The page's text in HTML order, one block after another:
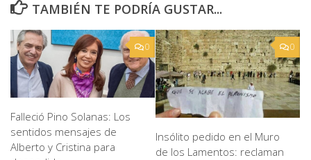
TAMBIÉN TE PODRÍA GUSTAR...
0
Falleció Pino Solanas: Los
sentidos mensajes de
Alberto y Cristina para
0
Insólito pedido en el Muro
de los Lamentos: reclaman